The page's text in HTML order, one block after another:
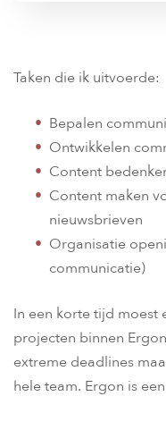
Taken die ik uitvoerde:
Bepalen
Ontwikkelen
Content
Content maken
nieuwsbrieven
Organisatie
communicatie)
In een korte tijd moest
projecten binnen
extreme deadlines
hele team. Ergon is